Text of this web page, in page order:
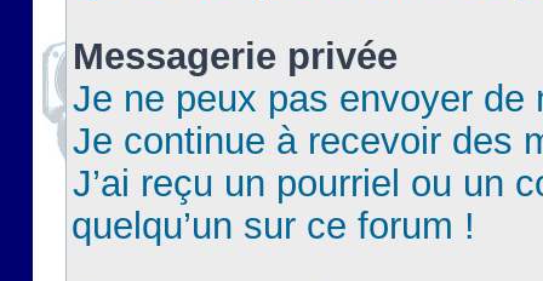
Messagerie privée
Je ne peux pas envoyer de
Je continue à recevoir des
J’ai reçu un pourriel ou un
quelqu’un sur ce forum !